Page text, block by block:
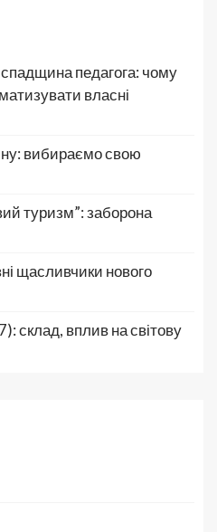
педагога: чому
власні
вибираємо свою
туризм”: заборона
щасливчики нового
склад, вплив на світову